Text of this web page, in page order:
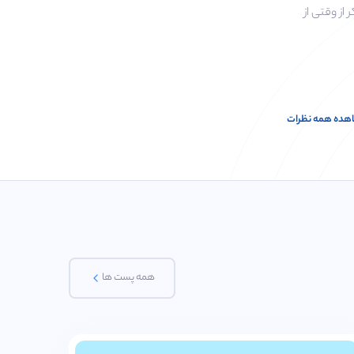
وقتی از
زنگ یا
شما
وقتی از
زنگ یا
شما
همه نظرات
همه پست ها